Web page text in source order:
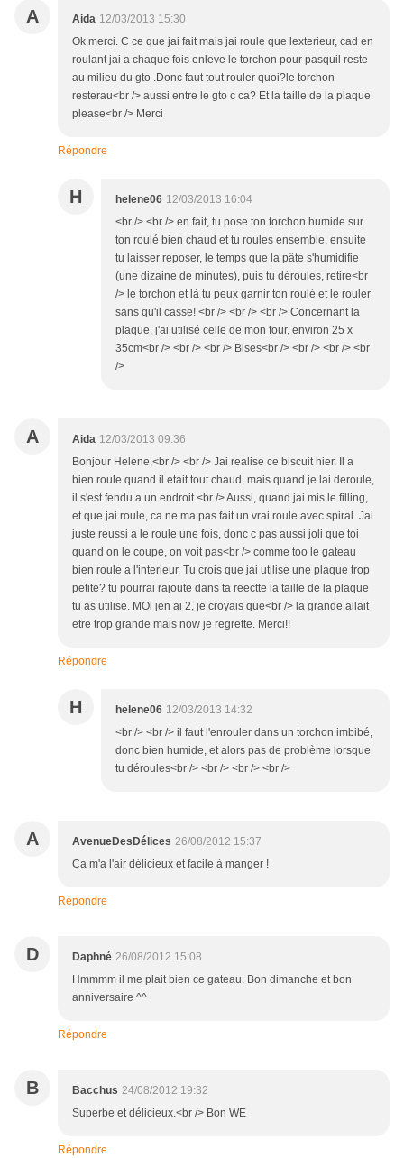
A Aida 12/03/2013 15:30
Ok merci. C ce que jai fait mais jai roule que lexterieur, cad en
roulant jai a chaque fois enleve le torchon pour pasquil reste
au milieu du gto .Donc faut tout rouler quoi?le torchon
resterau<br /> aussi entre le gto c ca? Et la taille de la plaque
please<br /> Merci
Répondre
H helene06 12/03/2013 16:04
<br /> <br /> en fait, tu pose ton torchon humide sur
ton roulé bien chaud et tu roules ensemble, ensuite
tu laisser reposer, le temps que la pâte s'humidifie
(une dizaine de minutes), puis tu déroules, retire<br
/> le torchon et là tu peux garnir ton roulé et le rouler
sans qu'il casse! <br /> <br /> <br /> Concernant la
plaque, j'ai utilisé celle de mon four, environ 25 x
35cm<br /> <br /> <br /> Bises<br /> <br /> <br /> <br
/>
A Aida 12/03/2013 09:36
Bonjour Helene,<br /> <br /> Jai realise ce biscuit hier. Il a
bien roule quand il etait tout chaud, mais quand je lai deroule,
il s'est fendu a un endroit.<br /> Aussi, quand jai mis le filling,
et que jai roule, ca ne ma pas fait un vrai roule avec spiral. Jai
juste reussi a le roule une fois, donc c pas aussi joli que toi
quand on le coupe, on voit pas<br /> comme too le gateau
bien roule a l'interieur. Tu crois que jai utilise une plaque trop
petite? tu pourrai rajoute dans ta reectte la taille de la plaque
tu as utilise. MOi jen ai 2, je croyais que<br /> la grande allait
etre trop grande mais now je regrette. Merci!!
Répondre
H helene06 12/03/2013 14:32
<br /> <br /> il faut l'enrouler dans un torchon imbibé,
donc bien humide, et alors pas de problème lorsque
tu déroules<br /> <br /> <br /> <br />
A AvenueDesDélices 26/08/2012 15:37
Ca m'a l'air délicieux et facile à manger !
Répondre
D Daphné 26/08/2012 15:08
Hmmmm il me plait bien ce gateau. Bon dimanche et bon
anniversaire ^^
Répondre
B Bacchus 24/08/2012 19:32
Superbe et délicieux.<br /> Bon WE
Répondre